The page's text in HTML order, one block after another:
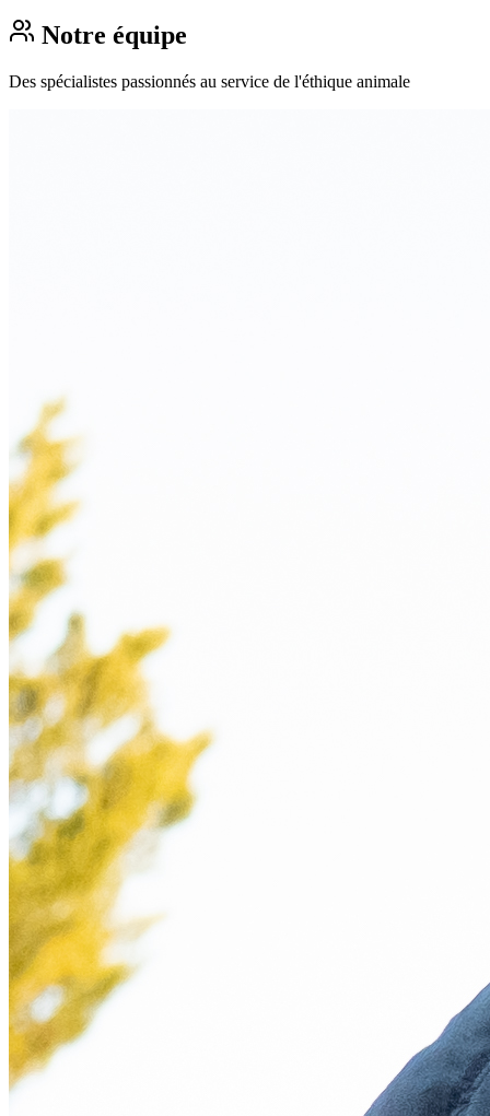
Notre équipe
Des spécialistes passionnés au service de l'éthique animale